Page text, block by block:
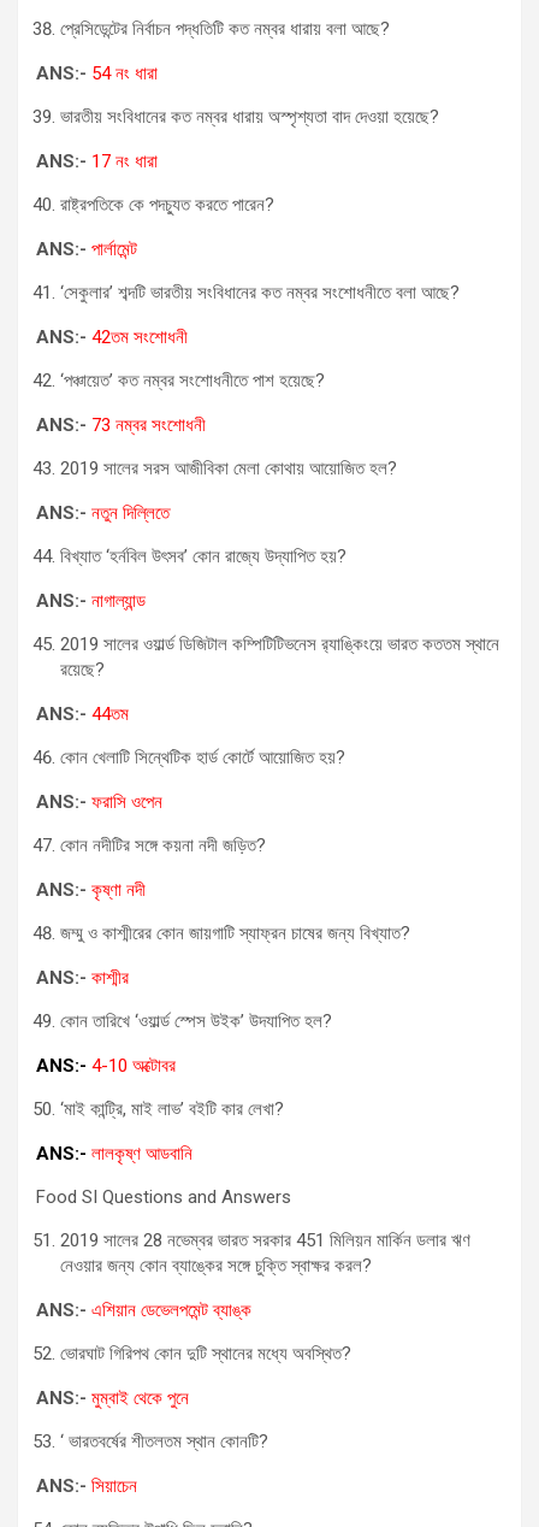
প্রেসিডেন্টের নির্বাচন পদ্ধতিটি কত নম্বর ধারায় বলা আছে?
ANS:- 54 নং ধারা
ভারতীয় সংবিধানের কত নম্বর ধারায় অস্পৃশ্যতা বাদ দেওয়া হয়েছে?
ANS:- 17 নং ধারা
রাষ্ট্রপতিকে কে পদচ্যুত করতে পারেন?
ANS:- পার্লামেন্ট
‘সেকুলার’ শব্দটি ভারতীয় সংবিধানের কত নম্বর সংশোধনীতে বলা আছে?
ANS:- 42তম সংশোধনী
‘পঞ্চায়েত’ কত নম্বর সংশোধনীতে পাশ হয়েছে?
ANS:- 73 নম্বর সংশোধনী
2019 সালের সরস আজীবিকা মেলা কোথায় আয়োজিত হল?
ANS:- নতুন দিল্লিতে
বিখ্যাত ‘হর্নবিল উৎসব’ কোন রাজ্যে উদ্যাপিত হয়?
ANS:- নাগাল্যান্ড
2019 সালের ওয়ার্ল্ড ডিজিটাল কম্পিটিটিভনেস র‍্যাঙ্কিংয়ে ভারত কততম স্থানে
রয়েছে?
ANS:- 44তম
কোন খেলাটি সিন্থেটিক হার্ড কোর্টে আয়োজিত হয়?
ANS:- ফরাসি ওপেন
কোন নদীটির সঙ্গে কয়না নদী জড়িত?
ANS:- কৃষ্ণা নদী
জম্মু ও কাশ্মীরের কোন জায়গাটি স্যাফ্রন চাষের জন্য বিখ্যাত?
ANS:- কাশ্মীর
কোন তারিখে ‘ওয়ার্ল্ড স্পেস উইক’ উদযাপিত হল?
ANS:- 4-10 অক্টোবর
‘মাই কান্ট্রি, মাই লাভ’ বইটি কার লেখা?
ANS:- লালকৃষ্ণ আডবানি
Food SI Questions and Answers
2019 সালের 28 নভেম্বর ভারত সরকার 451 মিলিয়ন মার্কিন ডলার ঋণ
নেওয়ার জন্য কোন ব্যাঙ্কের সঙ্গে চুক্তি স্বাক্ষর করল?
ANS:- এশিয়ান ডেভেলপমেন্ট ব্যাঙ্ক
ভোরঘাট গিরিপথ কোন দুটি স্থানের মধ্যে অবস্থিত?
ANS:- মুম্বাই থেকে পুনে
‘ ভারতবর্ষের শীতলতম স্থান কোনটি?
ANS:- সিয়াচেন